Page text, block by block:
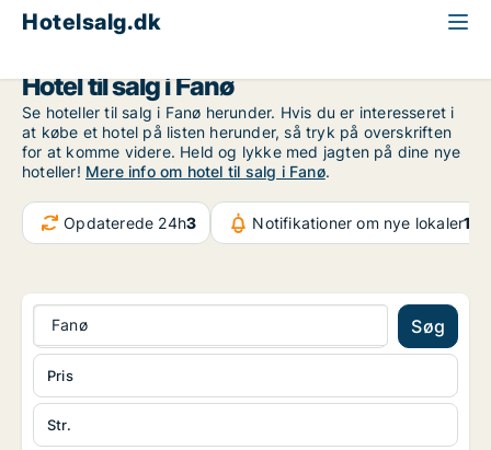
Hotelsalg.dk
Hotel til salg i Fanø
Se hoteller til salg i Fanø herunder. Hvis du er interesseret i
at købe et hotel på listen herunder, så tryk på overskriften
for at komme videre. Held og lykke med jagten på dine nye
hoteller! Mere info om hotel til salg i Fanø.
Opdaterede 24h3 Notifikationer om nye lokaler107
Fanø Søg
Str.
Pris